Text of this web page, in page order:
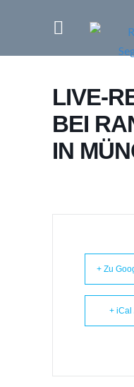
LIVE-
BEI
IN
+ Zu
+ iCal